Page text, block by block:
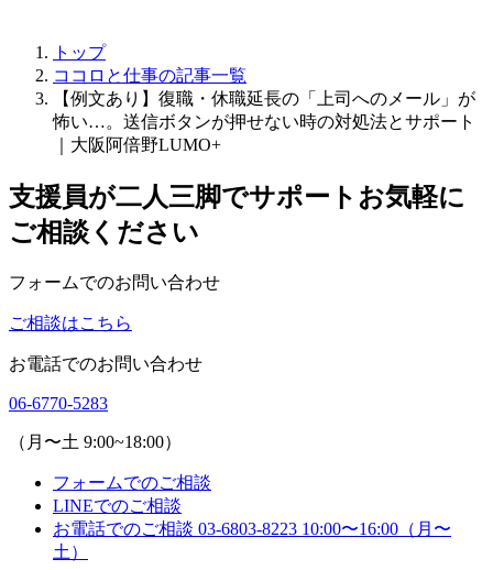
トップ
ココロと仕事の記事一覧
【例文あり】復職・休職延長の「上司へのメール」が
怖い…。送信ボタンが押せない時の対処法とサポート
｜大阪阿倍野LUMO+
支援員が二人三脚でサポート お気軽に
ご相談ください
フォームでのお問い合わせ
ご相談はこちら
お電話でのお問い合わせ
06-6770-5283
（月〜土 9:00~18:00）
フォームでのご相談
LINEでのご相談
お電話でのご相談 03-6803-8223 10:00〜16:00（月〜
土）